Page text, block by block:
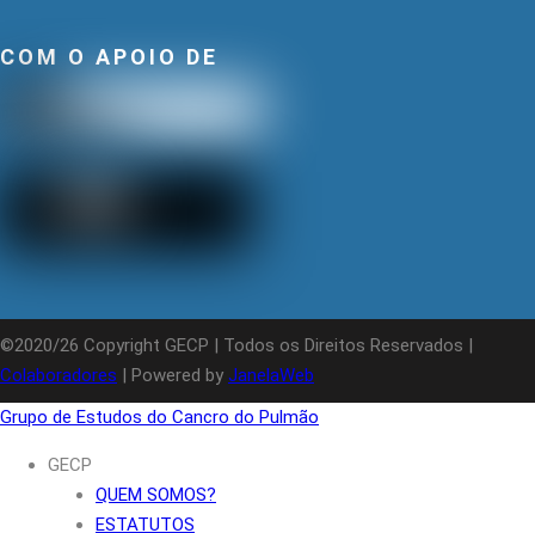
COM O APOIO DE
©2020/26 Copyright GECP | Todos os Direitos Reservados |
Colaboradores | Powered by JanelaWeb
Grupo de Estudos do Cancro do Pulmão
GECP
QUEM SOMOS?
ESTATUTOS